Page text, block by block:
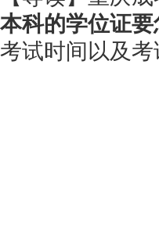
本科的学位证
考试时间以及